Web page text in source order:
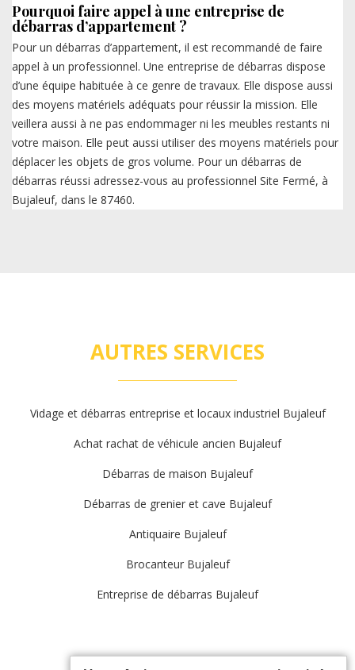
Pourquoi faire appel à une entreprise de
débarras d’appartement ?
Pour un débarras d’appartement, il est recommandé de faire
appel à un professionnel. Une entreprise de débarras dispose
d’une équipe habituée à ce genre de travaux. Elle dispose aussi
des moyens matériels adéquats pour réussir la mission. Elle
veillera aussi à ne pas endommager ni les meubles restants ni
votre maison. Elle peut aussi utiliser des moyens matériels pour
déplacer les objets de gros volume. Pour un débarras de
débarras réussi adressez-vous au professionnel Site Fermé, à
Bujaleuf, dans le 87460.
AUTRES SERVICES
Vidage et débarras entreprise et locaux industriel Bujaleuf
Achat rachat de véhicule ancien Bujaleuf
Débarras de maison Bujaleuf
Débarras de grenier et cave Bujaleuf
Antiquaire Bujaleuf
Brocanteur Bujaleuf
Entreprise de débarras Bujaleuf